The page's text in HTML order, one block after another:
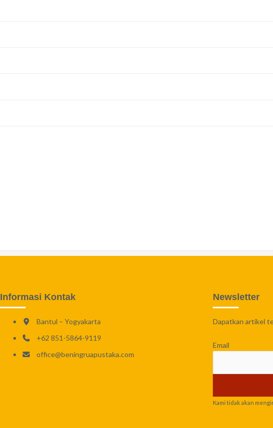
Informasi Kontak
Bantul – Yogyakarta
+62 851-5864-9119
office@beningruapustaka.com
Newsletter
Dapatkan artikel
Email
Kami tidak akan